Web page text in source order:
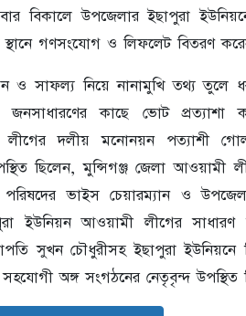
বিকালে উপজেলার ইছাপুরা
গণসংযোগ ও লিফলেট বিতরণ
সাফল্য নিয়ে নানামুখি তথ্য তুলে
কাছে ভোট প্রত্যাশা
লীগের দলীয় মনোনয়ন পত্যাশী
ছিলেন, মুন্সিগঞ্জ জেলা আওয়ামী
ভাইস চেয়ারম্যান ও
ইউনিয়ন আওয়ামী লীগের সাধারণ
সুখন চৌধুরীসহ ইছাপুরা ইউনিয়নে
অঙ্গ সংগঠনের নেতৃবৃন্দ উপস্থিত